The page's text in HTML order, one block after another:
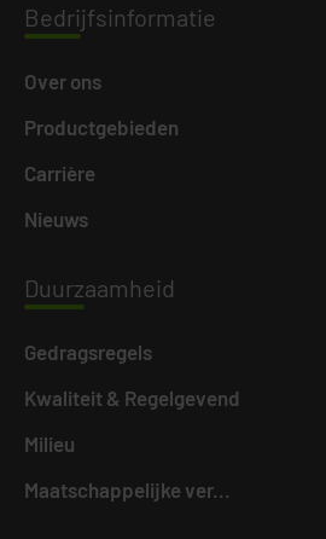
Bedrijfsinformatie
Over ons
Productgebieden
Carrière
Nieuws
Duurzaamheid
Gedragsregels
Kwaliteit & Regelgevend
Milieu
Maatschappelijke ver...